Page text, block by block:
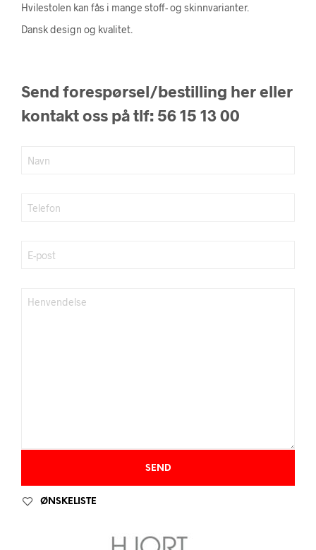
Hvilestolen kan fås i mange stoff- og skinnvarianter.
Dansk design og kvalitet.
Send forespørsel/bestilling her eller
kontakt oss på tlf: 56 15 13 00
ØNSKELISTE